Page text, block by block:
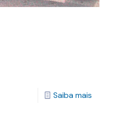
Saiba mais